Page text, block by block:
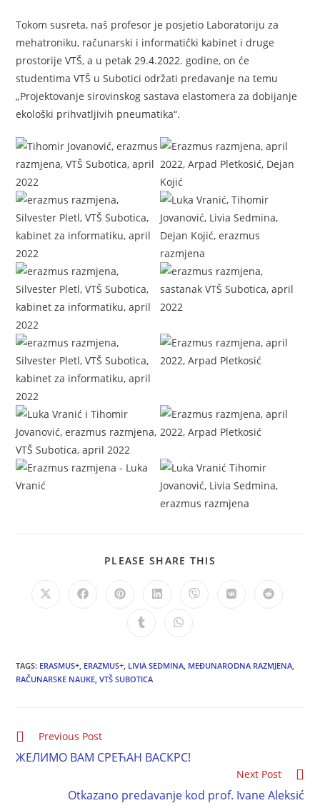
Tokom susreta, naš profesor je posjetio Laboratoriju za
mehatroniku, računarski i informatički kabinet i druge
prostorije VTŠ, a u petak 29.4.2022. godine, on će
studentima VTŠ u Subotici održati predavanje na temu
„Projektovanje sirovinskog sastava elastomera za dobijanje
ekološki prihvatljivih pneumatika“.
PLEASE SHARE THIS
TAGS: ERASMUS+ ERAZMUS+ LIVIA SEDMINA MEĐUNARODNA RAZMJENA
RAČUNARSKE NAUKE VTŠ SUBOTICA
Previous Post
ЖЕЛИМО ВАМ СРЕЋАН ВАСКРС!
Next Post
Otkazano predavanje kod prof. Ivane Aleksić